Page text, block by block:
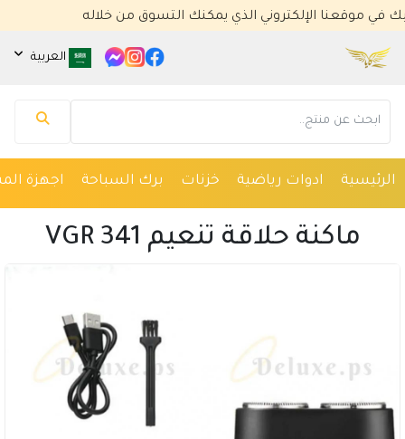
الإلكتروني الذي يمكنك التسوق من خلاله
العربية
الرئيسية ادوات رياضية خزنات برك السباحة اجهزة
ماكنة حلاقة تنعيم VGR 341
مساعد كايا للتسويق الإلكتروني
متصل الآن
كيف يمكنني مساعدتك؟ اكتب لي عن المنتج الذي